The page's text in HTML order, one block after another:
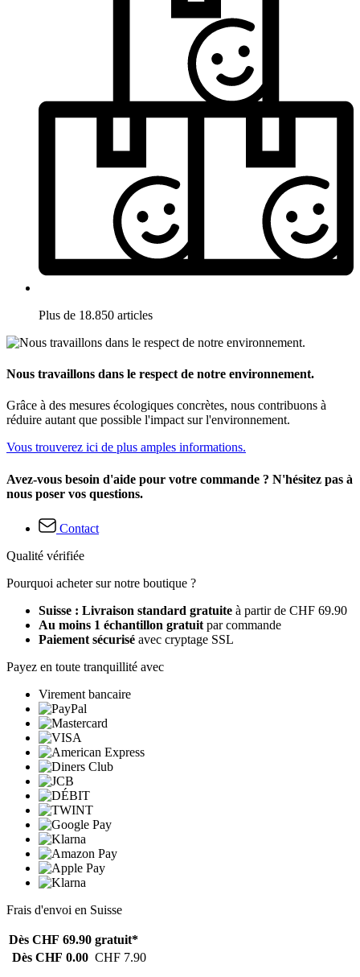
Plus de 18.850 articles
Nous travaillons dans le respect de notre environnement.
Grâce à des mesures écologiques concrètes, nous contribuons à
réduire autant que possible l'impact sur l'environnement.
Vous trouverez ici de plus amples informations.
Avez-vous besoin d'aide pour votre commande ? N'hésitez pas à
nous poser vos questions.
Contact
Qualité vérifiée
Pourquoi acheter sur notre boutique ?
Suisse : Livraison standard gratuite à partir de CHF 69.90
Au moins 1 échantillon gratuit par commande
Paiement sécurisé avec cryptage SSL
Payez en toute tranquillité avec
Virement bancaire
Frais d'envoi en Suisse
Dès CHF 69.90 gratuit*
Dès CHF 0.00 CHF 7.90